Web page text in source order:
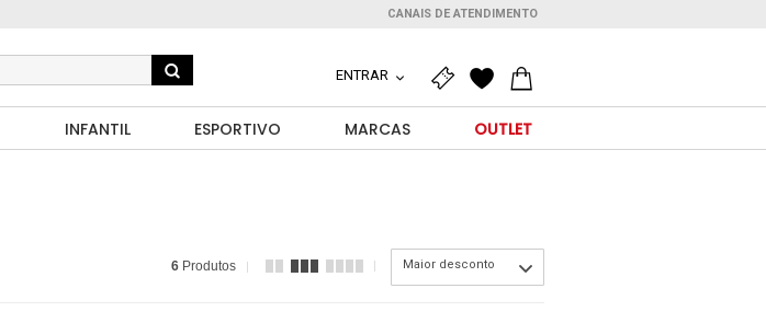
CANAIS DE ATENDIMENTO
ENTRAR
INFANTIL ESPORTIVO MARCAS OUTLET
6 Produtos Maior desconto